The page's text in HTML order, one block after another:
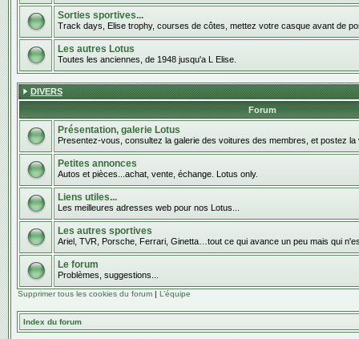
Sorties sportives...
Track days, Elise trophy, courses de côtes, mettez votre casque avant de
Les autres Lotus
Toutes les anciennes, de 1948 jusqu'a L Elise.
DIVERS
Forum
Présentation, galerie Lotus
Presentez-vous, consultez la galerie des voitures des membres, et postez la
Petites annonces
Autos et pièces...achat, vente, échange. Lotus only.
Liens utiles...
Les meilleures adresses web pour nos Lotus...
Les autres sportives
Ariel, TVR, Porsche, Ferrari, Ginetta…tout ce qui avance un peu mais qui
Le forum
Problèmes, suggestions...
Supprimer tous les cookies du forum | L’équipe
Index du forum